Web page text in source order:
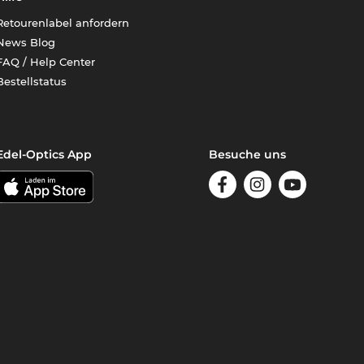
anfordern
Blog
/ Help Center
Optics App Besuche uns